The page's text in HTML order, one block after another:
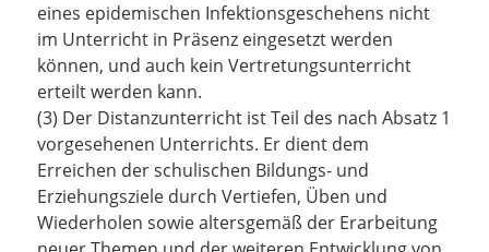
eines epidemischen Infektionsgeschehens nicht
im Unterricht in Präsenz eingesetzt werden
können, und auch kein Vertretungsunterricht
erteilt werden kann.
(3) Der Distanzunterricht ist Teil des nach Absatz 1
vorgesehenen Unterrichts. Er dient dem
Erreichen der schulischen Bildungs- und
Erziehungsziele durch Vertiefen, Üben und
Wiederholen sowie altersgemäß der Erarbeitung